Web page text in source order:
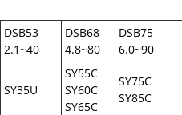
DSB53
2.1~40
DSB68
4.8~80
DSB75
6.0~90
SY35U
SY55C
SY60C
SY65C
SY75C
SY85C